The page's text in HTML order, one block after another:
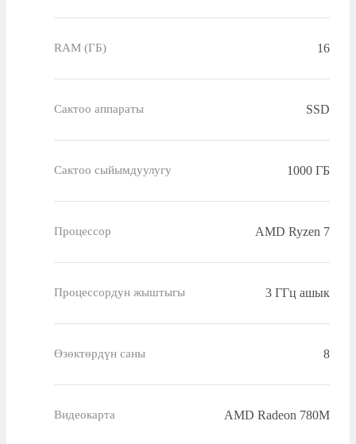
RAM (ГБ) 16
Сактоо аппараты SSD
Сактоо сыйымдуулугу 1000 ГБ
Процессор AMD Ryzen 7
Процессордун жыштыгы 3 ГГц ашык
Өзөктөрдүн саны 8
Видеокарта AMD Radeon 780M